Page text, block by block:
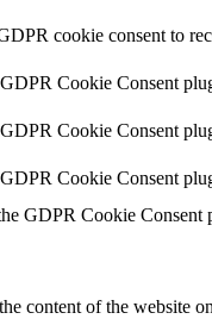
cookie consent to
Cookie Consent
Cookie Consent
Cookie Consent
GDPR Cookie Consent
content of the website